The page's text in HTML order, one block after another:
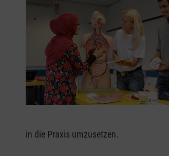
in die Praxis umzusetzen.